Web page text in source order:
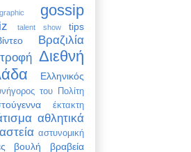
gossip
talent show
tips
Βραζιλία
Διεθνή
Ελληνικός
του Πολίτη
έκτακτη
αθλητικά
αστεία αστυνομική
βουλή βραβεία